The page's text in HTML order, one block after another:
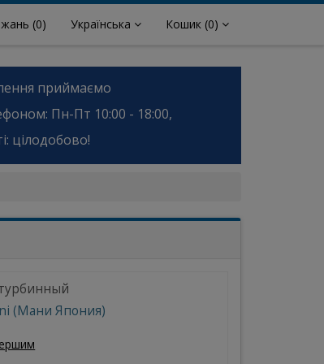
(0) Українська Кошик (0)
приймаємо
Пн-Пт 10:00 - 18:00,
цілодобово!
(Мани Япония)